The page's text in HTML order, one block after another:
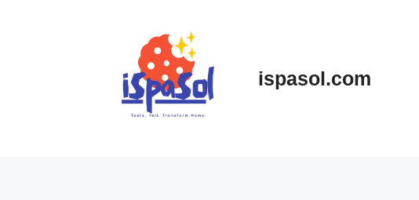
ispasol.com